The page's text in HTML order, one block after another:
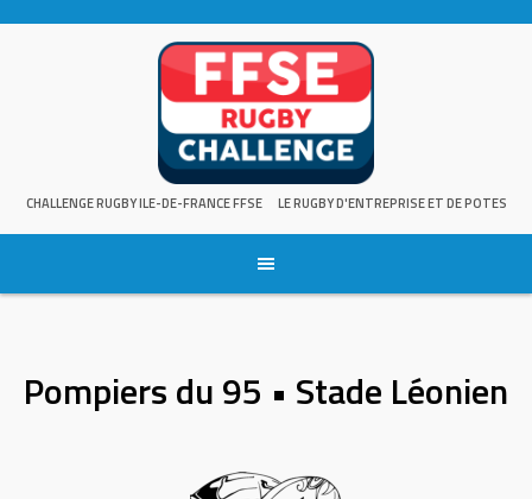
CHALLENGE RUGBY ILE-DE-FRANCE FFSE LE RUGBY D'ENTREPRISE ET DE POTES
Pompiers du 95 • Stade Léonien